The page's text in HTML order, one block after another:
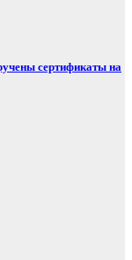
сертификаты на